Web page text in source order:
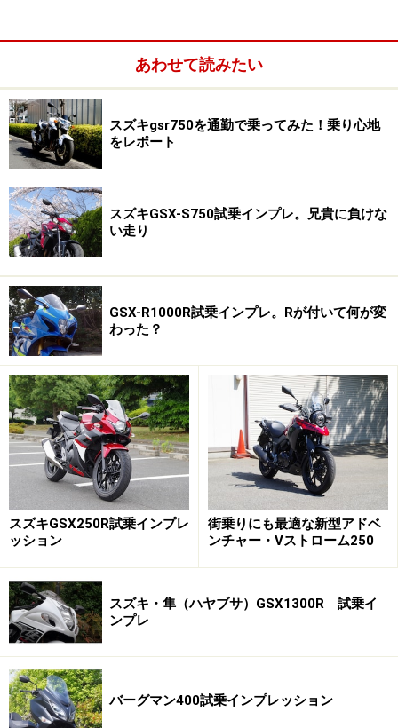
＜目次＞
gsr750に跨ると感じる、コンパクトな車体
GSX-R750譲りのエンジンは極上のフィール
乗って楽しい！ スズキgsr750は扱いやすい一台
gsr750に跨ると感じる、コンパクトな車体
スズキのGSRシリーズはGSR750の他にGSR400、
あわせて読みたい
スズキgsr750を通勤で乗ってみた！乗り心地
をレポート
スズキGSX-S750試乗インプレ。兄貴に負けな
い走り
GSX-R1000R試乗インプレ。Rが付いて何が変
わった？
スズキGSX250R試乗インプレ
ッション
街乗りにも最適な新型アドベ
ンチャー・Vストローム250
スズキ・隼（ハヤブサ）GSX1300R 試乗イ
ンプレ
バーグマン400試乗インプレッション